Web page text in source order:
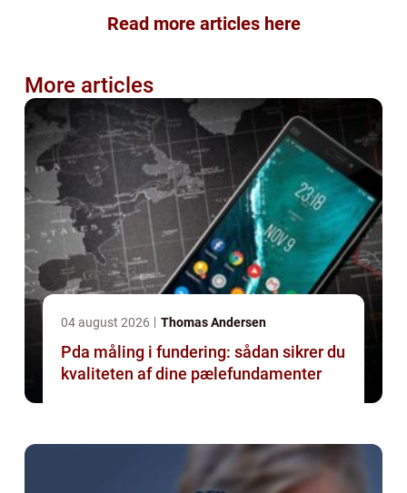
Read more articles here
More articles
04 august 2026 Thomas Andersen
Pda måling i fundering: sådan sikrer du
kvaliteten af dine pælefundamenter